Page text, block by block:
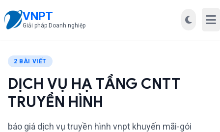
VNPT
Giải pháp Doanh nghiệp
2 BÀI VIẾT
DỊCH VỤ HẠ TẦNG CNTT
TRUYỀN HÌNH
báo giá dịch vụ truyền hình vnpt khuyến mãi-gói